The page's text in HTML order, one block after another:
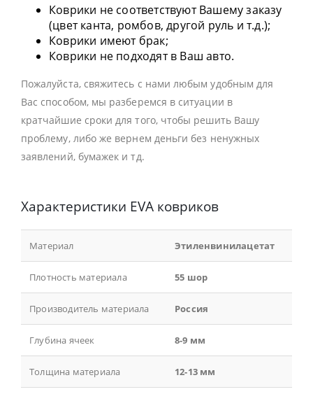
Коврики не соответствуют Вашему заказу
(цвет канта, ромбов, другой руль и т.д.);
Коврики имеют брак;
Коврики не подходят в Ваш авто.
Пожалуйста, свяжитесь с нами любым удобным для
Вас способом, мы разберемся в ситуации в
кратчайшие сроки для того, чтобы решить Вашу
проблему, либо же вернем деньги без ненужных
заявлений, бумажек и тд.
Характеристики EVA ковриков
Материал Этиленвинилацетат
Плотность материала 55 шор
Производитель материала Россия
Глубина ячеек 8-9 мм
Толщина материала 12-13 мм